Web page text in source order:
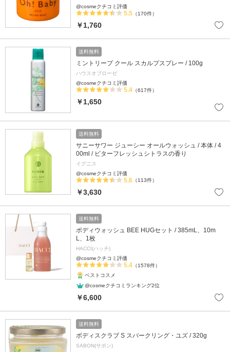
@cosmeクチコミ評価
5.5 （170件）
￥1,760
送料無料
ミントリープ クール スカルプスプレー / 100g
ハウスオブローゼ
@cosmeクチコミ評価
5.4 （617件）
￥1,650
送料無料
サニーサワー ジューシー オールウォッシュ / 本体 / 4
00ml / ビターフレッシュシトラスの香り
イグニス
@cosmeクチコミ評価
5.6 （113件）
￥3,630
送料無料
ボディウォッシュ BEE HUGセット / 385mL、10m
L、1枚
HACCI(ハッチ)
@cosmeクチコミ評価
5.4 （1578件）
ベストコスメ
@cosmeクチコミランキング2位
￥6,600
送料無料
ボディスクラブ S スパークリング・ユズ / 320g
SABON(サボン)